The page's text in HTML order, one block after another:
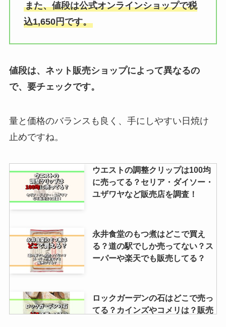
また、値段は公式オンラインショップで税
込1,650円です。
値段は、ネット販売ショップによって異なるの
で、要チェックです。
量と価格のバランスも良く、手にしやすい日焼け
止めですね。
ウエストの調整クリップは100均
に売ってる？セリア・ダイソー・
ユザワヤなど販売店を調査！
永井食堂のもつ煮はどこで買え
る？道の駅でしか売ってない？ス
ーパーや楽天でも販売してる？
ロックガーデンの石はどこで売っ
てる？カインズやコメリは？販売